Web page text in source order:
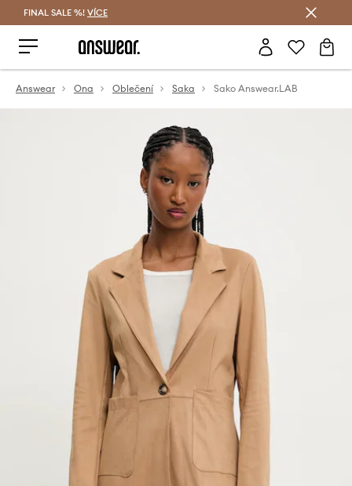
FINAL SALE %! VÍCE
Answear Ona Oblečení Saka Sako Answear.LAB